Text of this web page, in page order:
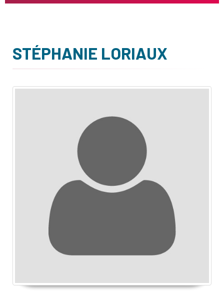
STÉPHANIE LORIAUX